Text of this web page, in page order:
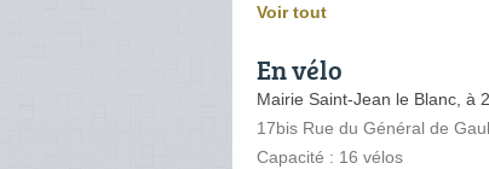
Voir tout
En vélo
Mairie Saint-Jean le Blanc, à
17bis Rue du Général de
Capacité : 16 vélos